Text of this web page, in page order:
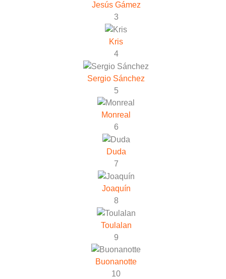
Jesús Gámez
3
Kris
4
Sergio Sánchez
5
Monreal
6
Duda
7
Joaquín
8
Toulalan
9
Buonanotte
10